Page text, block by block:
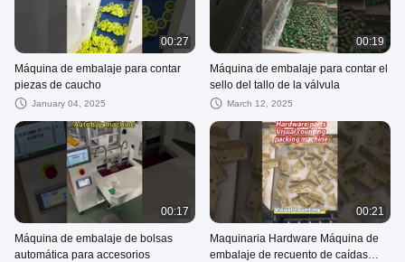
00:27
Máquina de embalaje para contar
piezas de caucho
January 04, 2025
00:19
Máquina de embalaje para contar el
sello del tallo de la válvula
March 12, 2025
00:17
Máquina de embalaje de bolsas
automática para accesorios
00:21
Maquinaria Hardware Máquina de
embalaje de recuento de caídas